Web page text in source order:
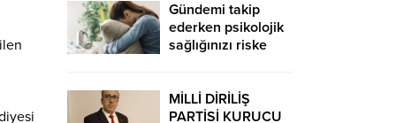
Gündemi takip
ederken psikolojik
sağlığınızı riske
MİLLİ DİRİLİŞ
PARTİSİ KURUCU